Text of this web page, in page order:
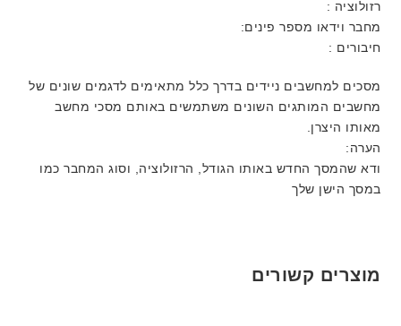
רזולוציה :
מחבר וידאו מספר פינים:
חיבורים :
מסכים למחשבים ניידים בדרך כלל מתאימים לדגמים שונים של
מחשבים המותגים השונים משתמשים באותם מסכי מחשב
מאותו היצרן.
הערה:
ודא שהמסך החדש באותו הגודל, הרזולוציה, וסוג המחבר כמו
במסך הישן שלך
מוצרים קשורים